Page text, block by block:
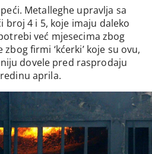
Metalleghe upravlja sa
broj 4 i 5, koje imaju daleko
već mjesecima zbog
firmi ‘kćerki’ koje su ovu,
dovele pred rasprodaju
aprila.